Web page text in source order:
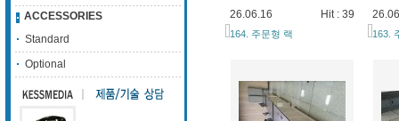
ACCESSORIES
Standard
Optional
26.06.16 Hit : 39
164. 주문형 랙 163.